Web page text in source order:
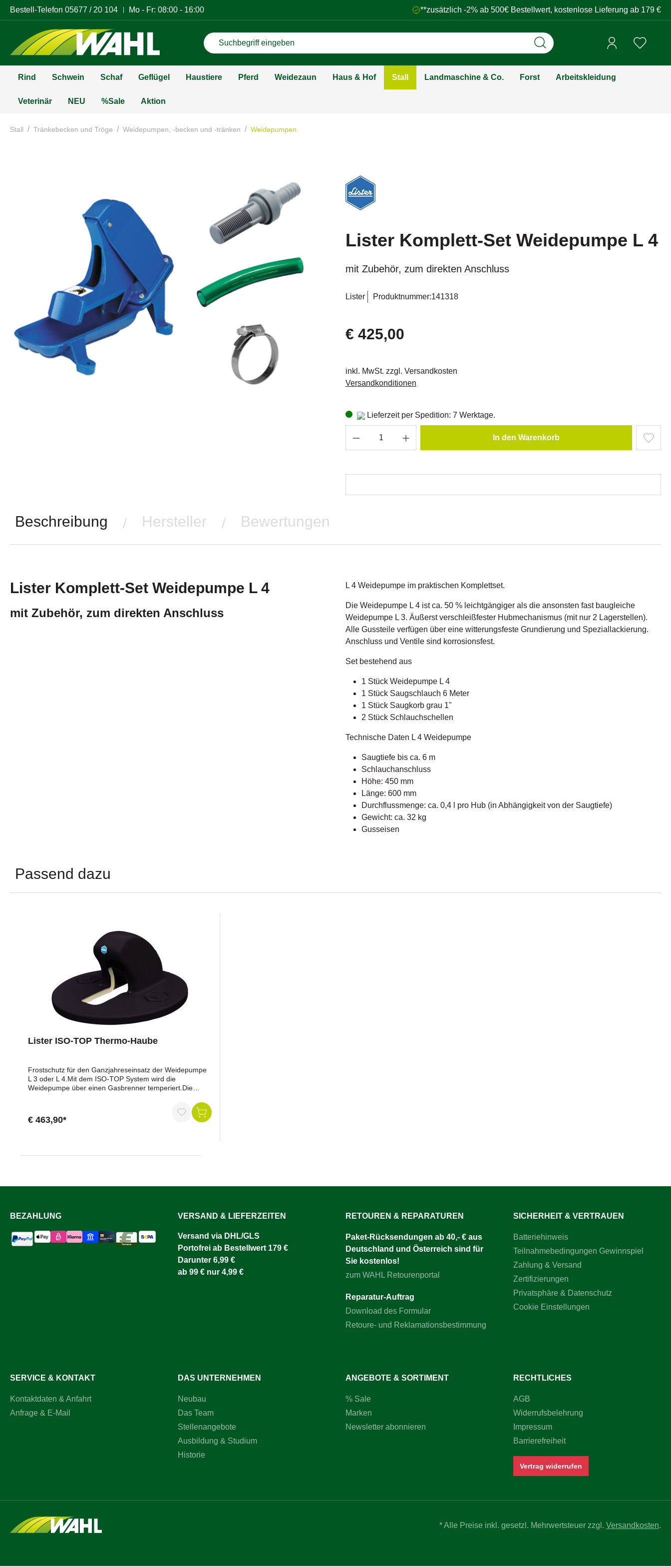
Bestell-Telefon 05677 / 20 104 Mo - Fr: 08:00 - 16:00 **zusätzlich -2% ab 500€ Bestellwert, kostenlose Lieferung ab 179 €
Rind Schwein Schaf Geflügel Haustiere Pferd Weidezaun Haus & Hof Stall Landmaschine & Co. Forst Arbeitskleidung
Veterinär NEU %Sale Aktion
Stall / Tränkebecken und Tröge / Weidepumpen, -becken und -tränken / Weidepumpen
Lister Komplett-Set Weidepumpe L 4
mit Zubehör, zum direkten Anschluss
Lister Produktnummer:141318
€ 425,00
inkl. MwSt. zzgl. Versandkosten
Versandkonditionen
Lieferzeit per Spedition: 7 Werktage.
In den Warenkorb
Beschreibung / Hersteller / Bewertungen
Lister Komplett-Set Weidepumpe L 4
mit Zubehör, zum direkten Anschluss
L 4 Weidepumpe im praktischen Komplettset.
Die Weidepumpe L 4 ist ca. 50 % leichtgängiger als die ansonsten fast baugleiche
Weidepumpe L 3. Äußerst verschleißfester Hubmechanismus (mit nur 2 Lagerstellen).
Alle Gussteile verfügen über eine witterungsfeste Grundierung und Speziallackierung.
Anschluss und Ventile sind korrosionsfest.
Set bestehend aus
1 Stück Weidepumpe L 4
1 Stück Saugschlauch 6 Meter
1 Stück Saugkorb grau 1"
2 Stück Schlauchschellen
Technische Daten L 4 Weidepumpe
Saugtiefe bis ca. 6 m
Schlauchanschluss
Höhe: 450 mm
Länge: 600 mm
Durchflussmenge: ca. 0,4 l pro Hub (in Abhängigkeit von der Saugtiefe)
Gewicht: ca. 32 kg
Gusseisen
Passend dazu
Lister ISO-TOP Thermo-Haube
Frostschutz für den Ganzjahreseinsatz der Weidepumpe
L 3 oder L 4.Mit dem ISO-TOP System wird die
Weidepumpe über einen Gasbrenner temperiert.Die
Thermohaube verschraubt.Die ausgeschäumte Haube
Betonringes und sorgt so für eine einwandfreie Funktion
€ 463,90*
BEZAHLUNG VERSAND & LIEFERZEITEN
Versand via DHL/GLS ​
Portofrei ab Bestellwert 179 €
Darunter 6,99 €
ab 99 € nur 4,99 €
RETOUREN & REPARATUREN
Paket-Rücksendungen ab 40,- € aus
Deutschland und Österreich sind für
Sie kostenlos!
zum WAHL Retourenportal
Reparatur-Auftrag
Download des Formular
Retoure- und Reklamationsbestimmung
SICHERHEIT & VERTRAUEN
Batteriehinweis
Teilnahmebedingungen Gewinnspiel
Zahlung & Versand
Zertifizierungen
Privatsphäre & Datenschutz
Cookie Einstellungen
SERVICE & KONTAKT
Kontaktdaten & Anfahrt
Anfrage & E-Mail
DAS UNTERNEHMEN
Neubau
Das Team
Stellenangebote
Ausbildung & Studium
Historie
ANGEBOTE & SORTIMENT
% Sale
Marken
Newsletter abonnieren
RECHTLICHES
AGB
Widerrufsbelehrung
Impressum
Barrierefreiheit
Vertrag widerrufen
* Alle Preise inkl. gesetzl. Mehrwertsteuer zzgl. Versandkosten.